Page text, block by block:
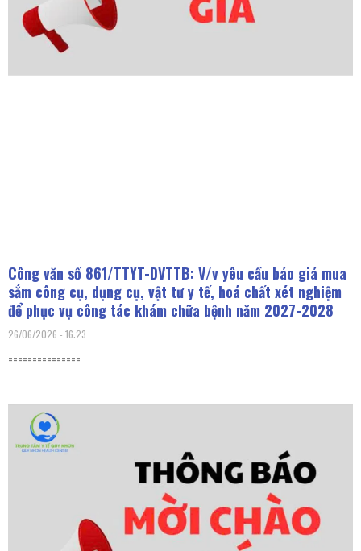
Công văn số 861/TTYT-DVTTB: V/v yêu cầu báo giá mua
sắm công cụ, dụng cụ, vật tư y tế, hoá chất xét nghiệm
để phục vụ công tác khám chữa bệnh năm 2027-2028
26/06/2026 16:23
===============